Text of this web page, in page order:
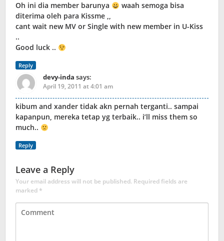
Oh ini dia member barunya
waah semoga bisa
diterima oleh para Kissme ,,
cant wait new MV or Single with new member in U-Kiss
..
Good luck ..
Reply
devy-inda says:
April 19, 2011 at 4:01 am
kibum and xander tidak akn pernah terganti.. sampai
kapanpun, mereka tetap yg terbaik.. i’ll miss them so
much..
Reply
Leave a Reply
Your email address will not be published. Required fields are
marked*